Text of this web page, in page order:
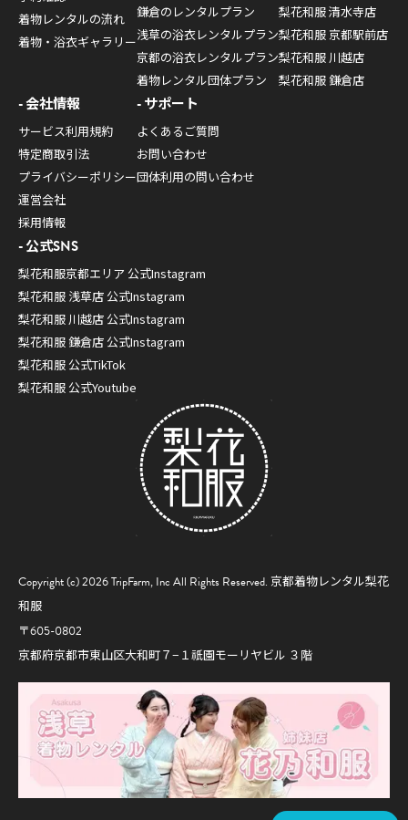
Copyright (c) 2026 TripFarm, Inc All Rights Reserved. 京都着物レンタル梨花
和服
〒605-0802
京都府京都市東山区大和町７−１祇園モーリヤビル ３階
着物レンタルの流れ
着物・浴衣ギャラリー
鎌倉のレンタルプラン
浅草の浴衣レンタルプラン
京都の浴衣レンタルプラン
着物レンタル団体プラン
梨花和服 清水寺店
梨花和服 京都駅前店
梨花和服 川越店
梨花和服 鎌倉店
会社情報
サービス利用規約
特定商取引法
プライバシーポリシー
運営会社
採用情報
サポート
よくあるご質問
お問い合わせ
団体利用の問い合わせ
公式SNS
梨花和服京都エリア 公式Instagram
梨花和服 浅草店 公式Instagram
梨花和服 川越店 公式Instagram
梨花和服 鎌倉店 公式Instagram
梨花和服 公式TikTok
梨花和服 公式Youtube